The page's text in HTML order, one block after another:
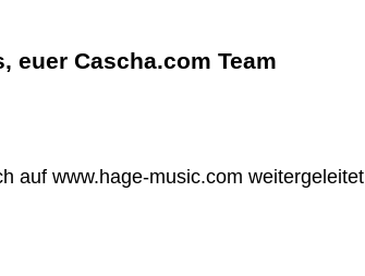
euer Cascha.com Team
auf www.hage-music.com weitergeleitet